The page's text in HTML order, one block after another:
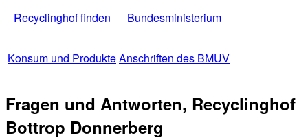
Recyclinghof finden Bundesministerium
Konsum und ProdukteAnschriften des BMUV
Fragen und Antworten, Recyclinghof
Bottrop Donnerberg